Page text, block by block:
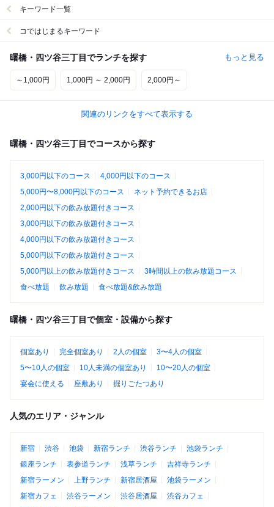
キーワード一覧
コではじまるキーワード
曙橋・四ツ谷三丁目でランチを探す もっと見る
～1,000円 1,000円 ～ 2,000円 2,000円～
関連のリンクをすべて表示する
曙橋・四ツ谷三丁目でコースから探す
3,000円以下のコース
4,000円以下のコース
5,000円〜8,000円以下のコース
ネット予約できるお店
2,000円以下の飲み放題付きコース
3,000円以下の飲み放題付きコース
4,000円以下の飲み放題付きコース
5,000円以下の飲み放題付きコース
5,000円以上の飲み放題付きコース
3時間以上の飲み放題コース
食べ放題
飲み放題 食べ放題&飲み放題
曙橋・四ツ谷三丁目で個室・設備から探す
個室あり 完全個室あり 2人の個室
3〜4人の個室
5〜10人の個室
10人未満の個室あり
10〜20人の個室
宴会に使える
座敷あり 掘りごたつあり
人気のエリア・ジャンル
新宿 渋谷 池袋 新宿ランチ 渋谷ランチ
池袋ランチ
銀座ランチ
表参道ランチ 浅草ランチ
吉祥寺ランチ
新宿ラーメン
上野ランチ 新宿居酒屋
池袋ラーメン
新宿カフェ
渋谷ラーメン 渋谷居酒屋
渋谷カフェ